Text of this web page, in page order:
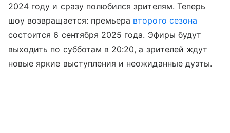
2024 году и сразу полюбился зрителям. Теперь
шоу возвращается: премьера второго сезона
состоится 6 сентября 2025 года. Эфиры будут
выходить по субботам в 20:20, а зрителей ждут
новые яркие выступления и неожиданные дуэты.